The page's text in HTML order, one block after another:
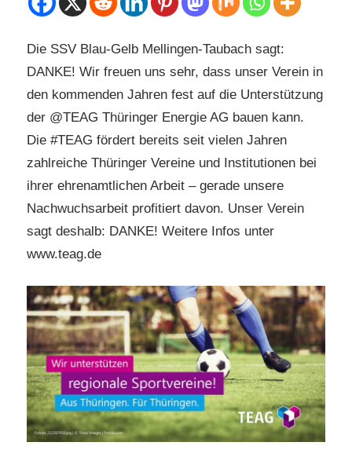
Die SSV Blau-Gelb Mellingen-Taubach sagt:
DANKE! Wir freuen uns sehr, dass unser Verein in
den kommenden Jahren fest auf die Unterstützung
der @TEAG Thüringer Energie AG bauen kann.
Die #TEAG fördert bereits seit vielen Jahren
zahlreiche Thüringer Vereine und Institutionen bei
ihrer ehrenamtlichen Arbeit – gerade unsere
Nachwuchsarbeit profitiert davon. Unser Verein
sagt deshalb: DANKE! Weitere Infos unter
www.teag.de